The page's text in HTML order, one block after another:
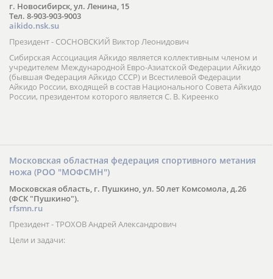
г. Новосибирск, ул. Ленина, 15
Тел. 8-903-903-9003
aikido.nsk.su
Президент - СОСНОВСКИЙ Виктор Леонидович
Сибирская Ассоциация Айкидо является коллективным членом и
учредителем Международной Евро-Азиатской Федерации Айкидо
(бывшая Федерация Айкидо СССР) и Всестилевой Федерации
Айкидо России, входящей в состав Национального Совета Айкидо
России, президентом которого является С. В. Киреенко
Московская областная федерация спортивного метания
ножа (РОО "МОФСМН")
Московская область, г. Пушкино, ул. 50 лет Комсомола, д.26
(ФСК "Пушкино").
rfsmn.ru
Президент - ТРОХОВ Андрей Александрович
Цели и задачи: